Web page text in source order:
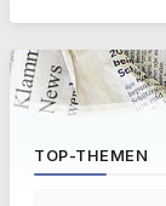
TOP-THEMEN